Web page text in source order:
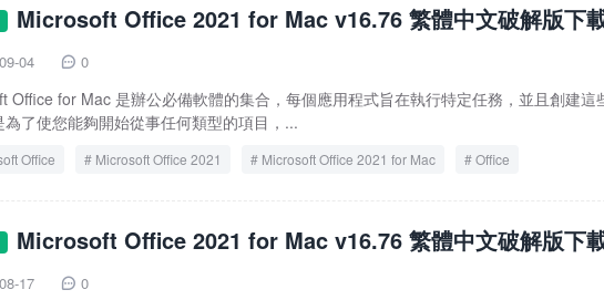
Microsoft Office 2021 for Mac v16.76 繁體中文破解版下
04  0
Office for Mac 是辦公必備軟體的集合，每個應用程式旨在執行特定任務，並且創建這
為了使您能夠開始從事任何類型的項目，...
Office Microsoft Office 2021 Microsoft Office 2021 for Mac
Office
Microsoft Office 2021 for Mac v16.76 繁體中文破解版下
17  0